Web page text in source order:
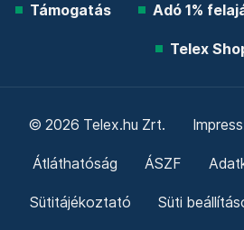
Támogatás Adó 1%
Telex
© 2026 Telex.hu Zrt.
Átláthatóság ÁSZF
Sütitájékoztató Süti